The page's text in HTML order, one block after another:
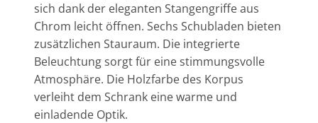
sich dank der eleganten Stangengriffe aus
Chrom leicht öffnen. Sechs Schubladen bieten
zusätzlichen Stauraum. Die integrierte
Beleuchtung sorgt für eine stimmungsvolle
Atmosphäre. Die Holzfarbe des Korpus
verleiht dem Schrank eine warme und
einladende Optik.